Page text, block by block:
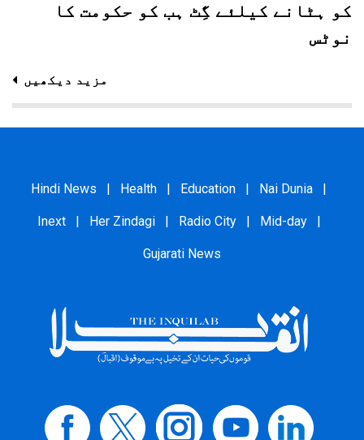
کو ہٹانے کیلئے گِٹ ہب کو حکومت کا
نوٹس
مزید دیکھیں
Hindi News Health Education Nai Dunia
Inext Her Zindagi Radio City Mid-day
Gujarati News